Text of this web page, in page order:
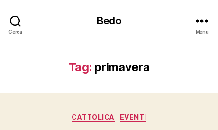
Cerca
Bedo
Menu
Tag: primavera
Categorie
CATTOLICA EVENTI